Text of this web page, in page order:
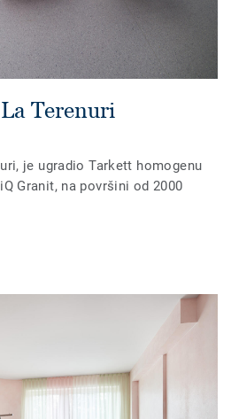
Terenuri
je ugradio Tarkett homogenu
Granit, na površini od 2000